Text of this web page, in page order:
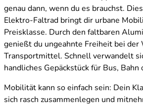
genau dann, wenn du es brauchst.
Elektro-Faltrad bringt dir urbane
Preisklasse. Durch den faltbaren
genießt du ungeahnte Freiheit bei der
Transportmittel. Schnell verwandelt
handliches Gepäckstück für Bus, Bahn
Mobilität kann so einfach sein: Dein
sich rasch zusammenlegen und